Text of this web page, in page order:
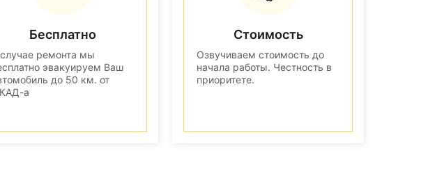
Бесплатно
ремонта мы
эвакуируем Ваш
до 50 км. от
а
Стоимость
Озвучиваем стоимость до
начала работы. Честность в
приоритете.